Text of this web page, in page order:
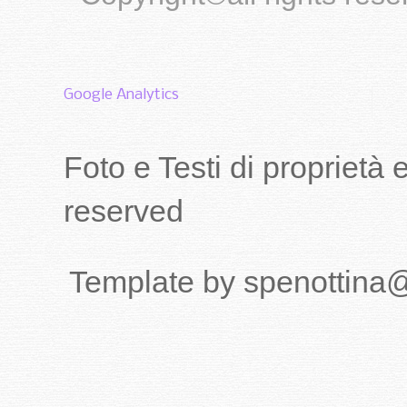
Google Analytics
Foto e Testi di proprietà
reserved
Template by